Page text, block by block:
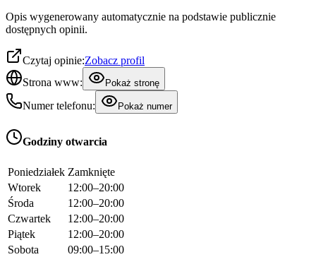
Opis wygenerowany automatycznie na podstawie publicznie
dostępnych opinii.
Czytaj opinie:Zobacz profil
Strona www:
Pokaż stronę
Numer telefonu: Pokaż numer
Godziny otwarcia
Poniedziałek Zamknięte
Wtorek
12:00–20:00
Środa
12:00–20:00
Czwartek
12:00–20:00
Piątek
12:00–20:00
Sobota
09:00–15:00